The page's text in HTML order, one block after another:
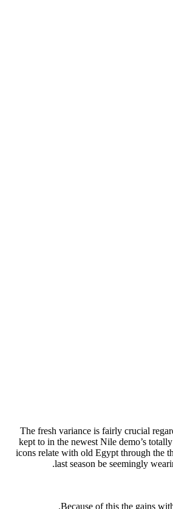
The fresh variance is fairly crucial
kept to in the newest Nile demo’s
icons relate with old Egypt through the
last season be seemingly
Because of this the gains